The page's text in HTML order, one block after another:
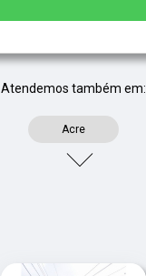
Atendemos também em:
Acre